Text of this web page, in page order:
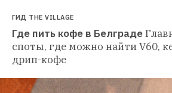
ГИД THE VILLAGE
Где пить кофе в Белграде
споты, где можно найти V60,
дрип-кофе